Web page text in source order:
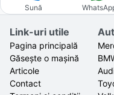
Sună
Link-uri utile
Pagina principală
Găsește o mașină
Articole
Contact